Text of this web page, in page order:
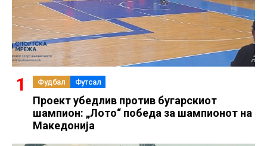
Фудбал Футсал
Проект убедлив против бугарскиот
шампион: „Лото“ победа за шампионот на
Македонија